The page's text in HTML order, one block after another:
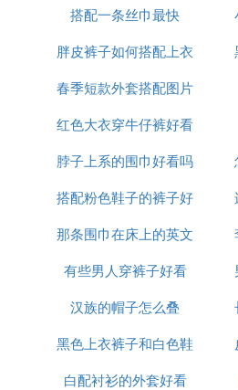
搭配一条丝巾最快
胖皮裤子如何搭配上衣
春季短款外套搭配图片
大全
红色大衣穿牛仔裤好看
吗
脖子上系的围巾好看吗
搭配粉色鞋子的裤子好
看图片大全
那条围巾在床上的英文
怎么说
有些男人穿裤子好看
汉族的帽子怎么叠
黑色上衣裤子和白色鞋
子好看
白配衬衫的外套好看